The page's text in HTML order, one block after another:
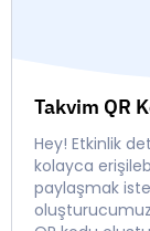
Takvim QR
Hey! Etkinlik
kolayca
paylaşmak